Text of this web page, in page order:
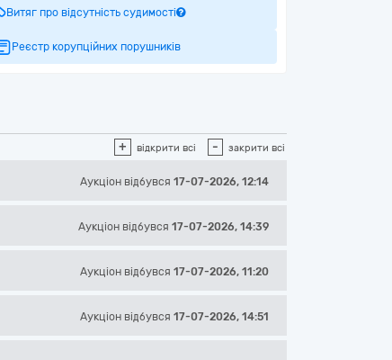
Витяг про відсутність судимості
Реєстр корупційних порушників
+ відкрити всі - закрити всі
Аукціон відбувся 17-07-2026, 12:14
Аукціон відбувся 17-07-2026, 14:39
Аукціон відбувся 17-07-2026, 11:20
Аукціон відбувся 17-07-2026, 14:51